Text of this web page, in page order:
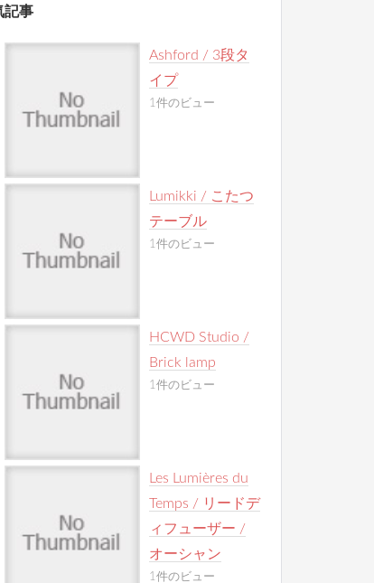
記事
Ashford / 3段タ
イプ
1件のビュー
Lumikki / こたつ
テーブル
1件のビュー
HCWD Studio /
Brick lamp
1件のビュー
Les Lumières du
Temps / リードデ
ィフューザー /
オーシャン
1件のビュー